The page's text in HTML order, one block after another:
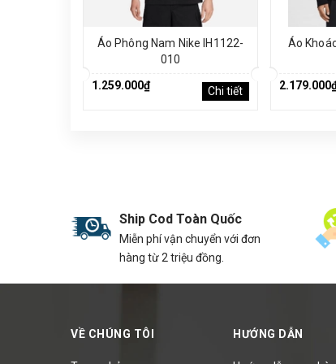
Áo Phông Nam Nike IH1122-
010
1.259.000₫
Chi tiết
Áo
Ship Cod Toàn Quốc
Miễn phí vận chuyển với đơn
hàng từ 2 triệu đồng.
VỀ CHÚNG TÔI HƯỚNG DẪN